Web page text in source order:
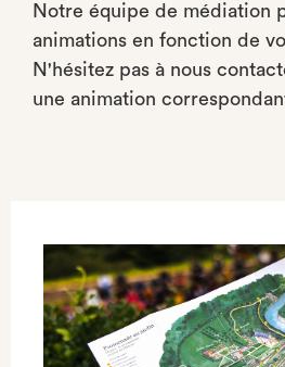
Notre équipe de médiation
animations en fonction de
N'hésitez pas à nous
une animation